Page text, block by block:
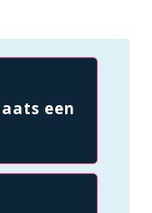
een